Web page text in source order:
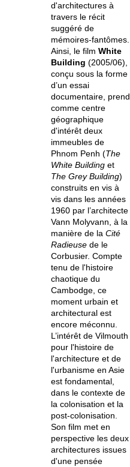
d'architectures à
travers le récit
suggéré de
mémoires-fantômes.
Ainsi, le film White
Building (2005/06),
conçu sous la forme
d’un essai
documentaire, prend
comme centre
géographique
d'intérêt deux
immeubles de
Phnom Penh (The
White Building et
The Grey Building)
construits en vis à
vis dans les années
1960 par l’architecte
Vann Molyvann, à la
manière de la Cité
Radieuse de le
Corbusier. Compte
tenu de l'histoire
chaotique du
Cambodge, ce
moment urbain et
architectural est
encore méconnu.
L’intérêt de Vilmouth
pour l'histoire de
l'architecture et de
l'urbanisme en Asie
est fondamental,
dans le contexte de
la colonisation et la
post-colonisation.
Son film met en
perspective les deux
architectures issues
d'une pensée